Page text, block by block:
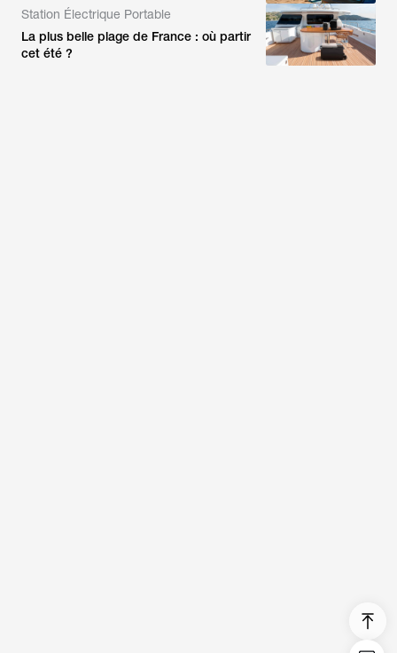
Station Électrique Portable
La plus belle plage de France : où partir
cet été ?